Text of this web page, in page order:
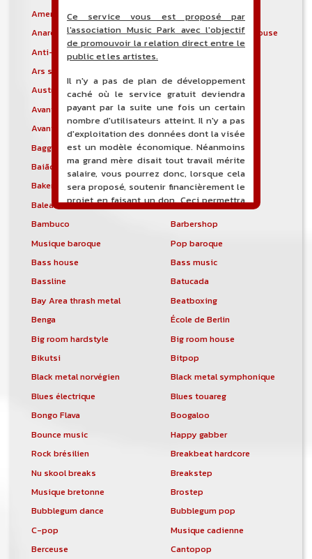
Americana
Rock turc
Anarcho Punk
Musique arabo-andalouse
Anti-folk
Rock argentin
Ars subtilior
Austropop
Avant-funk
Avant-garde jazz
Metal avant-gardiste
Avant-prog
Axé
Baggy
Baguala
Baião
Baila
Bakersfield sound
Balearic beat
Balearic trance
Baltimore club
Bambuco
Barbershop
Musique baroque
Pop baroque
Bass house
Bass music
Bassline
Batucada
Bay Area thrash metal
Beatboxing
Benga
École de Berlin
Big room hardstyle
Big room house
Bikutsi
Bitpop
Black metal norvégien
Black metal symphonique
Blues électrique
Blues touareg
Bongo Flava
Boogaloo
Bounce music
Happy gabber
Rock brésilien
Breakbeat hardcore
Nu skool breaks
Breakstep
Musique bretonne
Brostep
Bubblegum dance
Bubblegum pop
C-pop
Musique cadienne
Berceuse
Cantopop
Ce service vous est proposé par
l'association Music Park avec l'objectif
de promouvoir la relation direct entre le
public et les artistes.
Il n'y a pas de plan de développement
caché où le service gratuit deviendra
payant par la suite une fois un certain
nombre d'utilisateurs atteint. Il n'y a pas
d'exploitation des données dont la visée
est un modèle économique. Néanmoins
ma grand mère disait tout travail mérite
salaire, vous pourrez donc, lorsque cela
sera proposé, soutenir financièrement le
projet en faisant un don. Ceci permettra
de financer l'hébergement, le nom de
domaine, les heures de maintenance et
de développement du site, et peut-être
une campagne de communication. Il va
de soit que l'ensemble de la
comptabilité sera totalement publique
Un nouveau service de petites annonces
site. Ce service permet, lorsque vous
êtes musiciens ou un groupe, un
musicen(s) ou un groupe, un orchestre,
un DJ, etc...